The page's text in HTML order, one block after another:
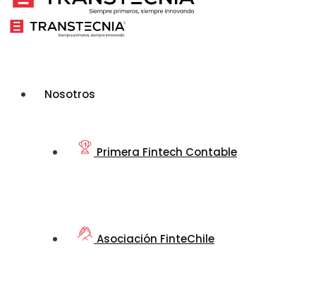
Nosotros
Primera Fintech Contable
Asociación FinteChile